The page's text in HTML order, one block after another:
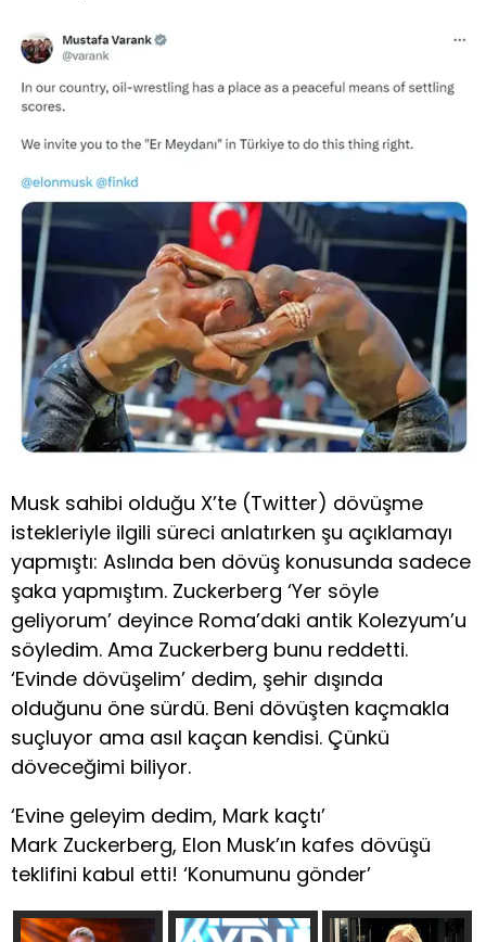
Musk sahibi olduğu X’te (Twitter) dövüşme
istekleriyle ilgili süreci anlatırken şu açıklamayı
yapmıştı: Aslında ben dövüş konusunda sadece
şaka yapmıştım. Zuckerberg ‘Yer söyle
geliyorum’ deyince Roma’daki antik Kolezyum’u
söyledim. Ama Zuckerberg bunu reddetti.
‘Evinde dövüşelim’ dedim, şehir dışında
olduğunu öne sürdü. Beni dövüşten kaçmakla
suçluyor ama asıl kaçan kendisi. Çünkü
döveceğimi biliyor.
‘Evine geleyim dedim, Mark kaçtı’
Mark Zuckerberg, Elon Musk’ın kafes dövüşü
teklifini kabul etti! ‘Konumunu gönder’